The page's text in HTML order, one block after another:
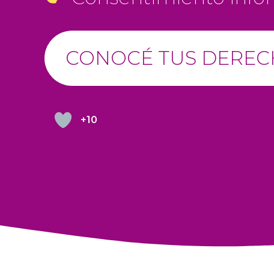
CONOCÉ TUS
+10